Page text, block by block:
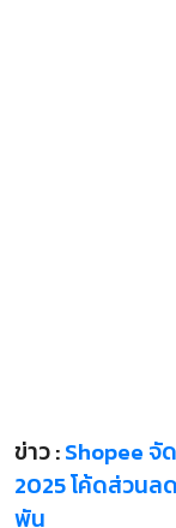
ข่าว :Shopee จั
2025 โค้ดส่วนล
พัน